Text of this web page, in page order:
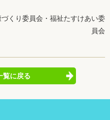
くり委員会・福祉たすけあい委
員会
覧に戻る